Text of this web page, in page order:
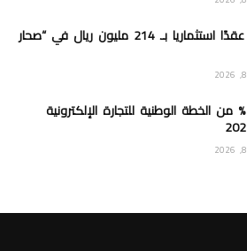
توقيع 39 عقدًا استثماريا بـ 214 مليون ريال في “صحار
إنجاز 86.7 % من الخطة الوطنية للتجارة الإلكترونية